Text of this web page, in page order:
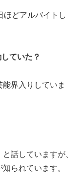
ほどアルバイトし
ていた？
界入りしていま
話していますが、
られています。